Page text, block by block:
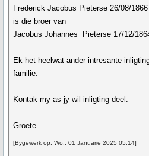
Frederick Jacobus Pieterse 26/08/
is die broer van
Jacobus Johannes Pieterse 17/12/
Ek het heelwat ander intresante
familie.
Kontak my as jy wil inligting deel.
Groete
[Bygewerk op: Wo., 01 Januarie 2025 05:14]